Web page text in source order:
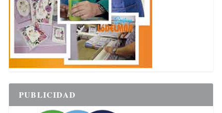
PUBLICIDAD